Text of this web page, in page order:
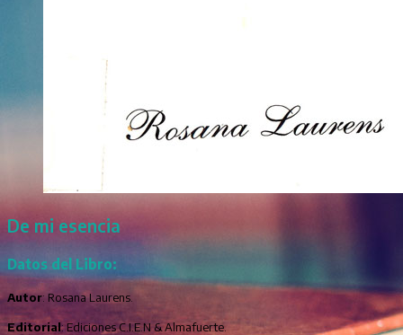
De mi esencia
Datos del Libro:
Autor: Rosana Laurens.
Editorial: Ediciones C.I.E.N & Almafuerte.